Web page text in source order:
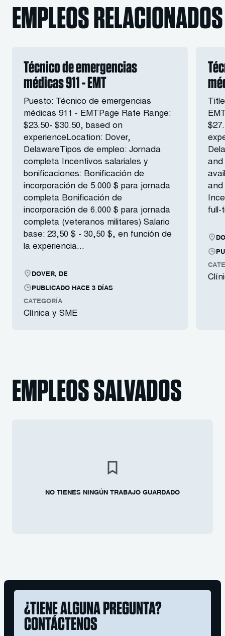
EMPLEOS RELACIONADOS
Técnico de emergencias
médicas 911 - EMT
Puesto: Técnico de emergencias
médicas 911 - EMTPage Rate Range:
$23.50- $30.50, based on
experienceLocation: Dover,
DelawareTipos de empleo: Jornada
completa Incentivos salariales y
bonificaciones: Bonificación de
incorporación de 5.000 $ para jornada
completa Bonificación de
incorporación de 6.000 $ para jornada
completa (veteranos militares) Salario
base: 23,50 $ - 30,50 $, en función de
la experiencia...
DOVER, DE
PUBLICADO HACE 3 DÍAS
CATEGORÍA
Clínica y SME
and
and
full-
EMPLEOS SALVADOS
NO TIENES NINGÚN TRABAJO GUARDADO
¿TIENE ALGUNA PREGUNTA?
CONTÁCTENOS